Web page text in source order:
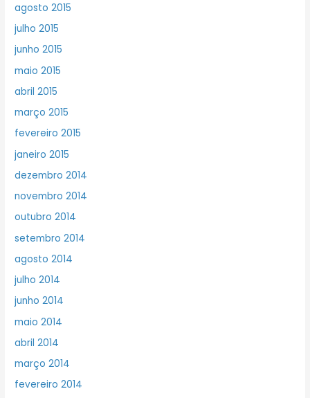
agosto 2015
julho 2015
junho 2015
maio 2015
abril 2015
março 2015
fevereiro 2015
janeiro 2015
dezembro 2014
novembro 2014
outubro 2014
setembro 2014
agosto 2014
julho 2014
junho 2014
maio 2014
abril 2014
março 2014
fevereiro 2014